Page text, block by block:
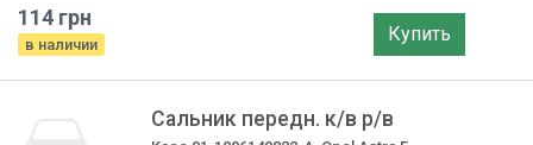
114 грн
в наличии Купить
Сальник передн. к/в р/в